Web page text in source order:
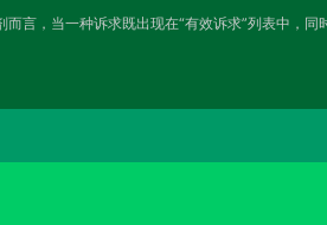
而言，当一种诉求既出现在“有效诉求”列表中，